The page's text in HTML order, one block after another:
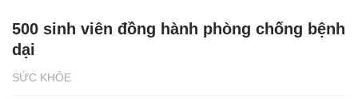
SỨC KHỎE
500 sinh viên đồng hành phòng chống bệnh
dại